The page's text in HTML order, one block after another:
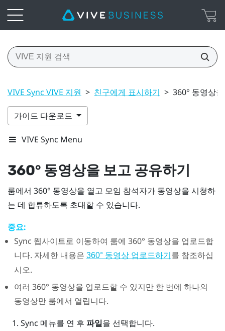
VIVE Sync VIVE 지원 > 친구에게 표시하기 > 360° 동영상
가이드 다운로드
VIVE Sync Menu
360° 동영상을 보고 공유하기
룸에서 360° 동영상을 열고 모임 참석자가 동영상을 시청하
는 데 합류하도록 초대할 수 있습니다.
중요:
Sync 웹사이트로 이동하여 룸에 360° 동영상을 업로드합
니다. 자세한 내용은 360° 동영상 업로드하기 를 참조하십
시오.
여러 360° 동영상을 업로드할 수 있지만 한 번에 하나의
동영상만 룸에서 열립니다.
Sync 메뉴를 연 후 파일을 선택합니다.